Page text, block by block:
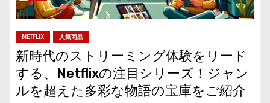
NETFLIX 人気商品
新時代のストリーミング体験をリード
する、Netflixの注目シリーズ！ジャン
ルを超えた多彩な物語の宝庫をご紹介